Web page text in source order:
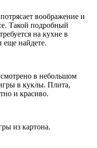
воображение и
Такой подробный
на кухне в
найдете.
в небольшом
в куклы. Плита,
и красиво.
из картона.